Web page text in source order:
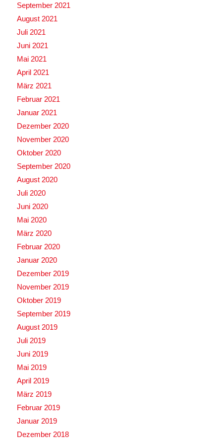
September 2021
August 2021
Juli 2021
Juni 2021
Mai 2021
April 2021
März 2021
Februar 2021
Januar 2021
Dezember 2020
November 2020
Oktober 2020
September 2020
August 2020
Juli 2020
Juni 2020
Mai 2020
März 2020
Februar 2020
Januar 2020
Dezember 2019
November 2019
Oktober 2019
September 2019
August 2019
Juli 2019
Juni 2019
Mai 2019
April 2019
März 2019
Februar 2019
Januar 2019
Dezember 2018